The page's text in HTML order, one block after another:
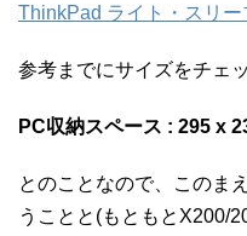
ThinkPad ライト・スリー
参考までにサイズをチェ
PC収納スペース : 295 x
とのことなので、このま
うことと(もともとX200/